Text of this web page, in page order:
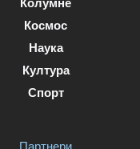
Космос
Наука
Култура
Спорт
Партнери